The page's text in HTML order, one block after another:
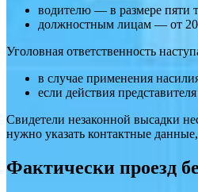
водителю — в размере пяти
должностным лицам — от 20
Уголовная ответственность
в случае применения
если действия
Свидетели незаконной высадки
нужно указать контактные
Фактически проезд